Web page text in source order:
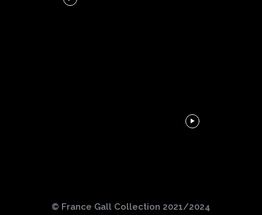
© France Gall Collection 2021/2024